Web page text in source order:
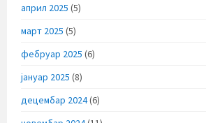
април 2025 (5)
март 2025 (5)
фебруар 2025 (6)
јануар 2025 (8)
децембар 2024(6)